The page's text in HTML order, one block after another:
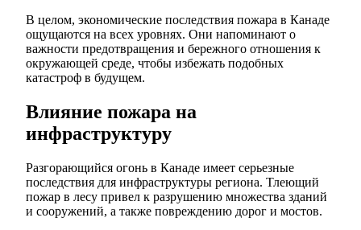
В целом, экономические последствия пожара в Канаде
ощущаются на всех уровнях. Они напоминают о
важности предотвращения и бережного отношения к
окружающей среде, чтобы избежать подобных
катастроф в будущем.
Влияние пожара на
инфраструктуру
Разгорающийся огонь в Канаде имеет серьезные
последствия для инфраструктуры региона. Тлеющий
пожар в лесу привел к разрушению множества зданий
и сооружений, а также повреждению дорог и мостов.